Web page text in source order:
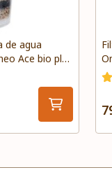
de agua
Ace bio plus